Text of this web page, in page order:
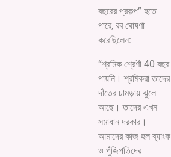
বছরের প্রকল্প” হতে
পারে, রব ঘোষণা
করেছিলেন:
“শ্রমিক শ্রেণী 40 বছর
পায়নি। শ্রমিকরা তাদের
দাঁতের চামড়ায় ঝুলে
আছে। তাদের এখন
সমাধান দরকার।
আমাদের কাজ হল ব্যাংক
ও পুঁজিপতিদের